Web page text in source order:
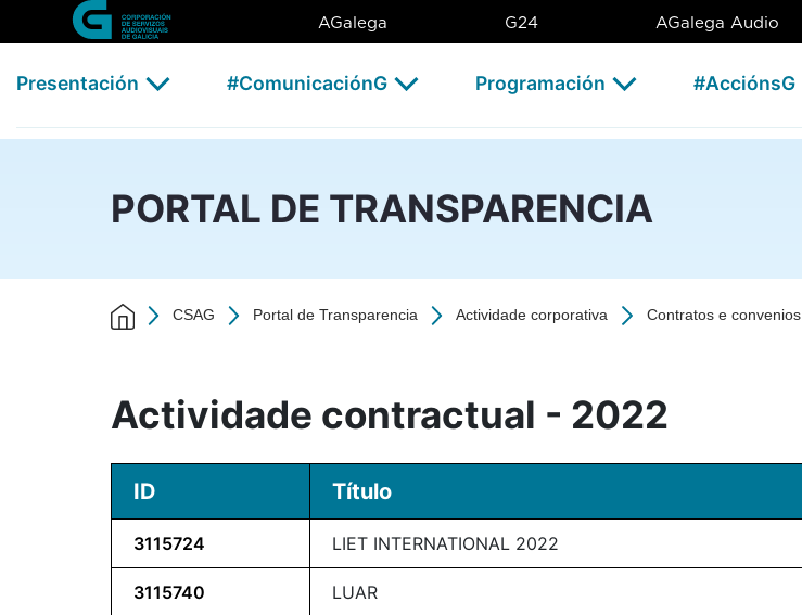
Skip to Main Content
Actividade contractual - 2022 - CSAG
AGalega G24 AGalega Audio
Presentación #ComunicaciónG Programación #AcciónsG
PORTAL DE TRANSPARENCIA
CSAG Portal de Transparencia Actividade corporativa Contratos e convenios
Actividade contractual - 2022
ID Título
3115724 LIET INTERNATIONAL 2022
3115740 LUAR